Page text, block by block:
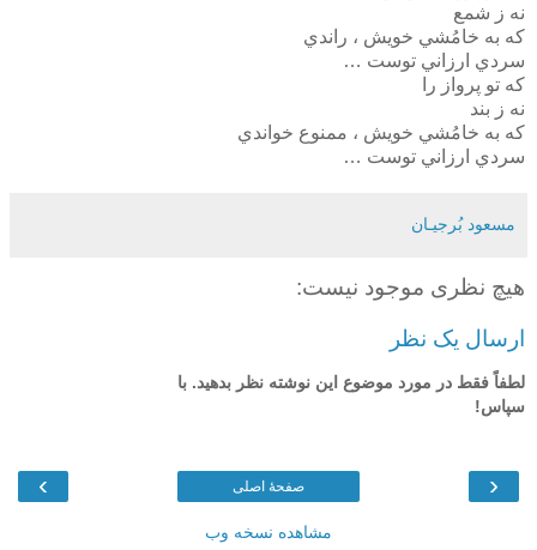
نه ز شمع
كه به خامُشي خويش ، راندي
سردي ارزاني توست …
كه تو پرواز را
نه ز بند
كه به خامُشي خويش ، ممنوع خواندي
سردي ارزاني توست …
مسعود بُرجيـان
هیچ نظری موجود نیست:
ارسال یک نظر
لطفاً فقط در مورد موضوع این نوشته نظر بدهید. با
سپاس!
‹
› صفحهٔ اصلی
مشاهده نسخه وب